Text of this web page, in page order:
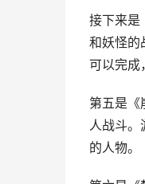
接下来是
和妖怪的
可以完成
第五是《
人战斗。
的人物。